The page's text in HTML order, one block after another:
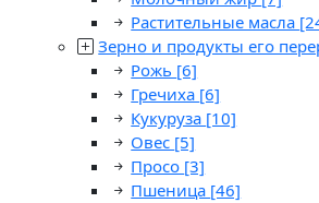
Растительные масла
Зерно и продукты его
Рожь [6]
Гречиха [6]
Кукуруза [10]
Овес [5]
Просо [3]
Пшеница [46]